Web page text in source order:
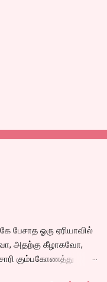
பேசாத ஓரு ஏரியாவில்
அதற்கு கீழாகவோ,
கும்பகோணத்து